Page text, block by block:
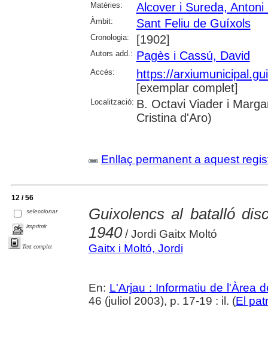
Matèries:
Alcover i Sureda, Antoni
Àmbit: Sant Feliu de Guíxols
Cronologia: [1902]
Autors add.: Pagès i Cassú, David
Accés:
https://
[exemplar complet]
Localització: B. Octavi Viader i
Cristina d'Aro)
Enllaç permanent a aquest
12 / 56
seleccionar
imprimir
Text complet
Guixolencs al batalló
1940/ Jordi Gaitx Moltó
Gaitx i Moltó, Jordi
En: L'Arjau : Informatiu de l'Àrea
46 (juliol 2003), p. 17-19 : il. (El